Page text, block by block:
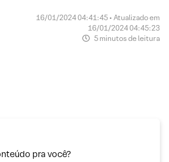
16/01/2024 04:41:45 • Atualizado em
16/01/2024 04:45:23
5 minutos de leitura
pra você?